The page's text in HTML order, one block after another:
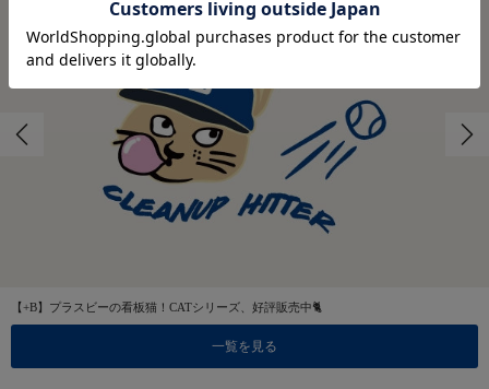
【+B】プラスビーの看板猫！CATシリーズ、好評販売中🐈
一覧を見る